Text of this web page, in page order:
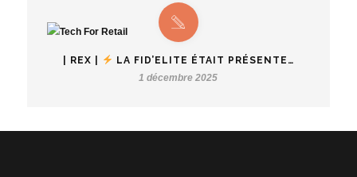
| REX |
LA FID’ELITE ÉTAIT PRÉSENTE…
1 décembre 2025